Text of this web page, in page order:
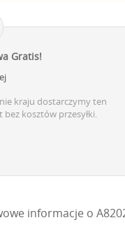
Gratis!
kraju dostarczymy ten
kosztów przesyłki.
informacje o